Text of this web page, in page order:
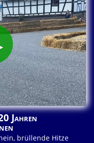
Jahren
brüllende Hitze